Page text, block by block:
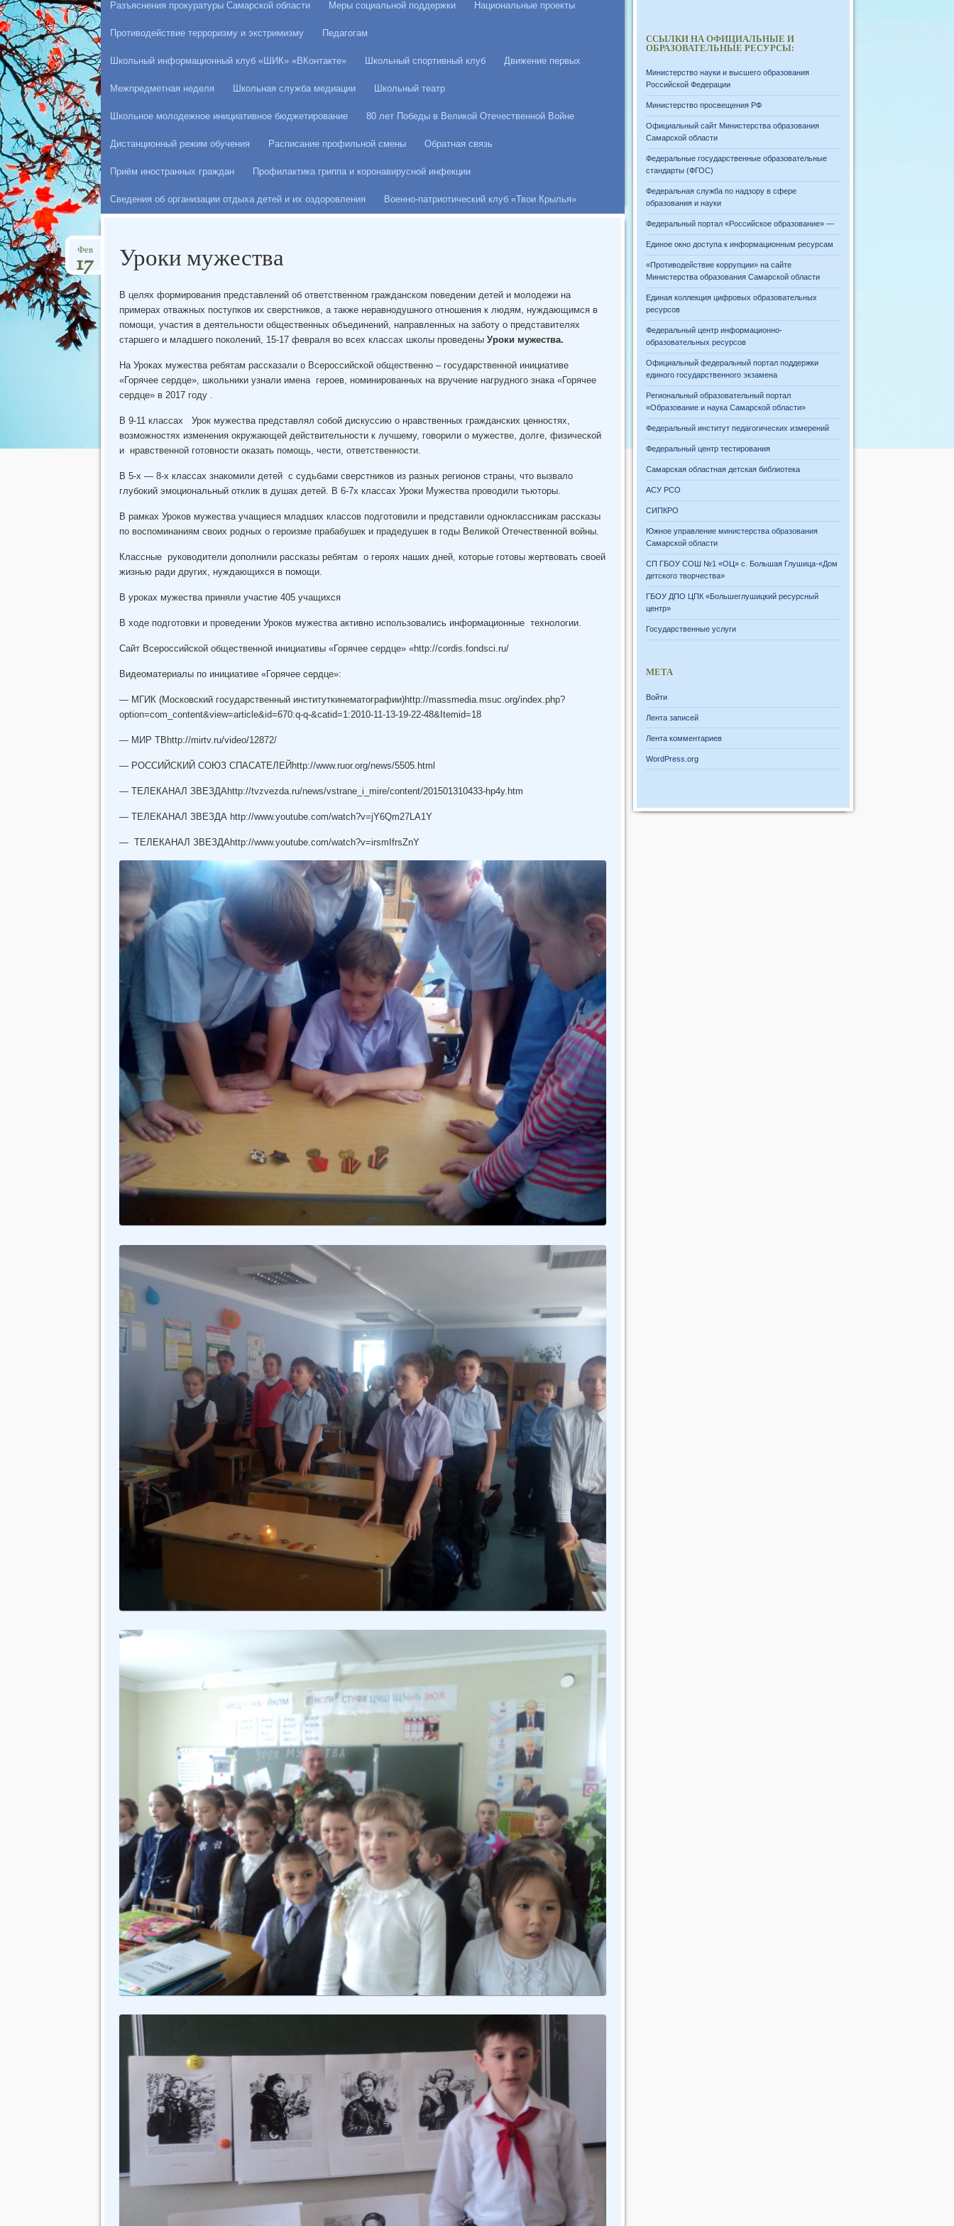
Разъяснения прокуратуры Самарской области Меры социальной поддержки Национальные проекты
Противодействие терроризму и экстримизму Педагогам
Школьный информационный клуб «ШИК» «ВКонтакте» Школьный спортивный клуб Движение первых
Межпредметная неделя Школьная служба медиации Школьный театр
Школьное молодежное инициативное бюджетирование 80 лет Победы в Великой Отечественной Войне
Дистанционный режим обучения Расписание профильной смены Обратная связь
Приём иностранных граждан Профилактика гриппа и коронавирусной инфекции
Сведения об организации отдыха детей и их оздоровления Военно-патриотический клуб «Твои Крылья»
Уроки мужества
Фев
17
В целях формирования представлений об ответственном гражданском поведении детей и молодежи на
примерах отважных поступков их сверстников, а также неравнодушного отношения к людям, нуждающимся в
помощи, участия в деятельности общественных объединений, направленных на заботу о представителях
старшего и младшего поколений, 15-17 февраля во всех классах школы проведены Уроки мужества.
На Уроках мужества ребятам рассказали о Всероссийской общественно – государственной инициативе
«Горячее сердце», школьники узнали имена героев, номинированных на вручение нагрудного знака «Горячее
сердце» в 2017 году .
В 9-11 классах Урок мужества представлял собой дискуссию о нравственных гражданских ценностях,
возможностях изменения окружающей действительности к лучшему, говорили о мужестве, долге, физической
и нравственной готовности оказать помощь, чести, ответственности.
В 5-х — 8-х классах знакомили детей с судьбами сверстников из разных регионов страны, что вызвало
глубокий эмоциональный отклик в душах детей. В 6-7х классах Уроки Мужества проводили тьюторы.
В рамках Уроков мужества учащиеся младших классов подготовили и представили одноклассникам рассказы
по воспоминаниям своих родных о героизме прабабушек и прадедушек в годы Великой Отечественной войны.
Классные руководители дополнили рассказы ребятам о героях наших дней, которые готовы жертвовать своей
жизнью ради других, нуждающихся в помощи.
В уроках мужества приняли участие 405 учащихся
В ходе подготовки и проведении Уроков мужества активно использовались информационные технологии.
Сайт Всероссийской общественной инициативы «Горячее сердце» «http://cordis.fondsci.ru/
Видеоматериалы по инициативе «Горячее сердце»:
— МГИК (Московский государственный институткинематографии)http://massmedia.msuc.org/index.php?
option=com_content&view=article&id=670:q-q-&catid=1:2010-11-13-19-22-48&Itemid=18
— МИР ТВhttp://mirtv.ru/video/12872/
— РОССИЙСКИЙ СОЮЗ СПАСАТЕЛЕЙhttp://www.ruor.org/news/5505.html
— ТЕЛЕКАНАЛ ЗВЕЗДАhttp://tvzvezda.ru/news/vstrane_i_mire/content/201501310433-hp4y.htm
— ТЕЛЕКАНАЛ ЗВЕЗДА http://www.youtube.com/watch?v=jY6Qm27LA1Y
— ТЕЛЕКАНАЛ ЗВЕЗДАhttp://www.youtube.com/watch?v=irsmIfrsZnY
ССЫЛКИ НА ОФИЦИАЛЬНЫЕ И
ОБРАЗОВАТЕЛЬНЫЕ РЕСУРСЫ:
Министерство науки и высшего образования
Российской Федерации
Министерство просвещения РФ
Официальный сайт Министерства образования
Самарской области
Федеральные государственные образовательные
стандарты (ФГОС)
Федеральная служба по надзору в сфере
образования и науки
Федеральный портал «Российское образование» —
Единое окно доступа к информационным ресурсам
«Противодействие коррупции» на сайте
Министерства образования Самарской области
Единая коллекция цифровых образовательных
ресурсов
Федеральный центр информационно-
образовательных ресурсов
Официальный федеральный портал поддержки
единого государственного экзамена
Региональный образовательный портал
«Образование и наука Самарской области»
Федеральный институт педагогических измерений
Федеральный центр тестирования
Самарская областная детская библиотека
АСУ РСО
СИПКРО
Южное управление министерства образования
Самарской области
СП ГБОУ СОШ №1 «ОЦ» с. Большая Глушица-«Дом
детского творчества»
ГБОУ ДПО ЦПК «Большеглушицкий ресурсный
центр»
Государственные услуги
МЕТА
Войти
Лента записей
Лента комментариев
WordPress.org